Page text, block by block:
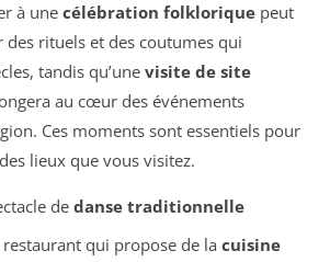
à une célébration folklorique peut
rituels et des coutumes qui
tandis qu’une visite de site
au cœur des événements
Ces moments sont essentiels pour
lieux que vous visitez.
de danse traditionnelle
qui propose de la cuisine